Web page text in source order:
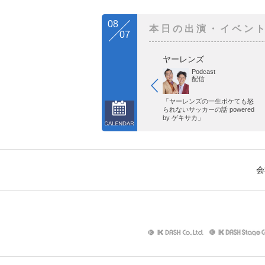
08
07
本日の出演・イベント
ヤーレンズ
Podcast
配信
「ヤーレンズの一生ボケても怒
られないサッカーの話 powered
by ゲキサカ」